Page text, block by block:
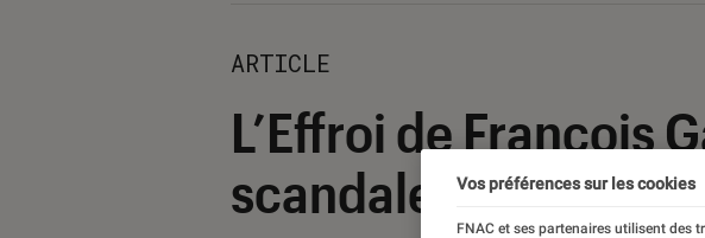
ARTICLE
L’Effroi de François
scandale arrive…
Vos préférences sur les cookies
FNAC et ses partenaires utilisent des